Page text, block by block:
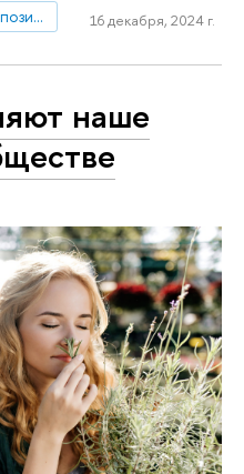
Международная лаборатория позитивной психологии личности и мотивации
16 декабря, 2024 г.
наше